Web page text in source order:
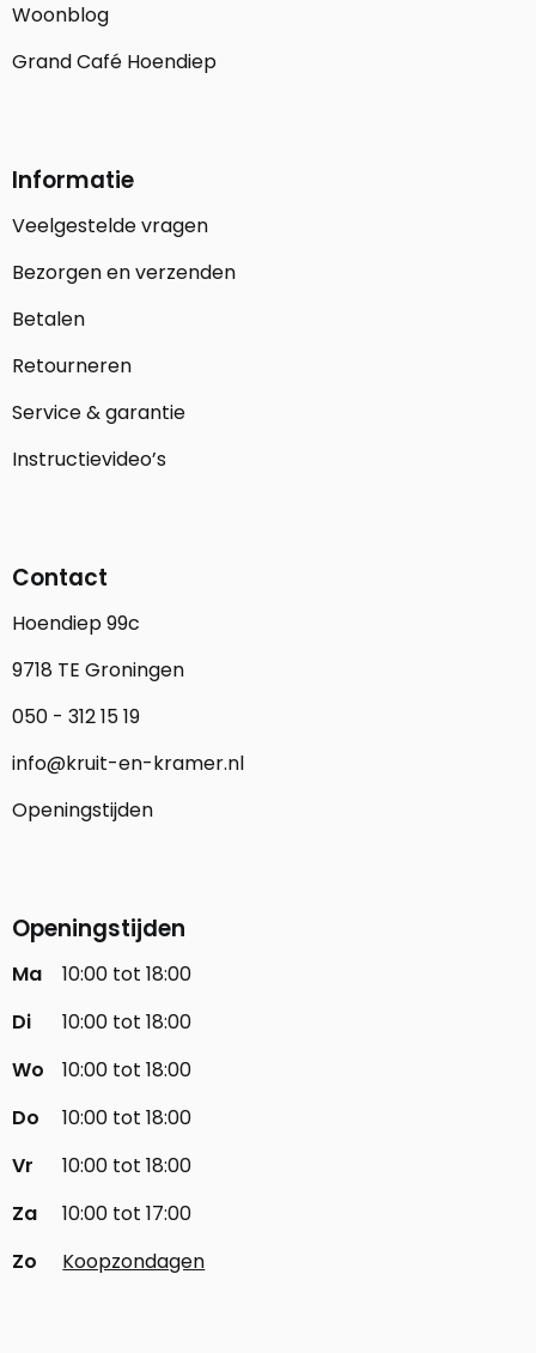
Woonblog
Grand Café Hoendiep
Informatie
Veelgestelde vragen
Bezorgen en verzenden
Betalen
Retourneren
Service & garantie
Instructievideo’s
Contact
Hoendiep 99c
9718 TE Groningen
050 - 312 15 19
info@kruit-en-kramer.nl
Openingstijden
Openingstijden
Ma
10:00 tot 18:00
Di
10:00 tot 18:00
Wo
10:00 tot 18:00
Do
10:00 tot 18:00
Vr
10:00 tot 18:00
Za
10:00 tot 17:00
Zo
Koopzondagen